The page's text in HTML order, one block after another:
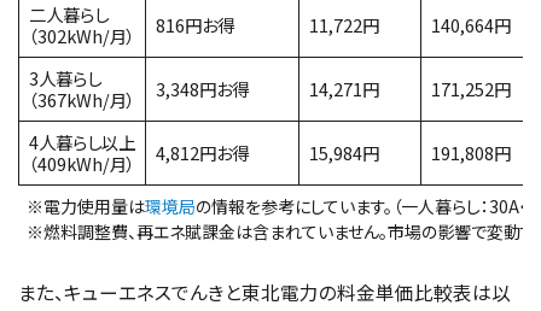
二人暮らし
（302kWh/月）
816円お得 11,722円 140,664円
3人暮らし
（367kWh/月）
3,348円お得 14,271円 171,252円
4人暮らし以上
（409kWh/月）
4,812円お得 15,984円 191,808円
※電力使用量は環境局の情報を参考にしています。（一人暮らし：30A
※燃料調整費、再エネ賦課金は含まれていません。市場の影響で変動す
また、キューエネスでんきと東北電力の料金単価比較表は以